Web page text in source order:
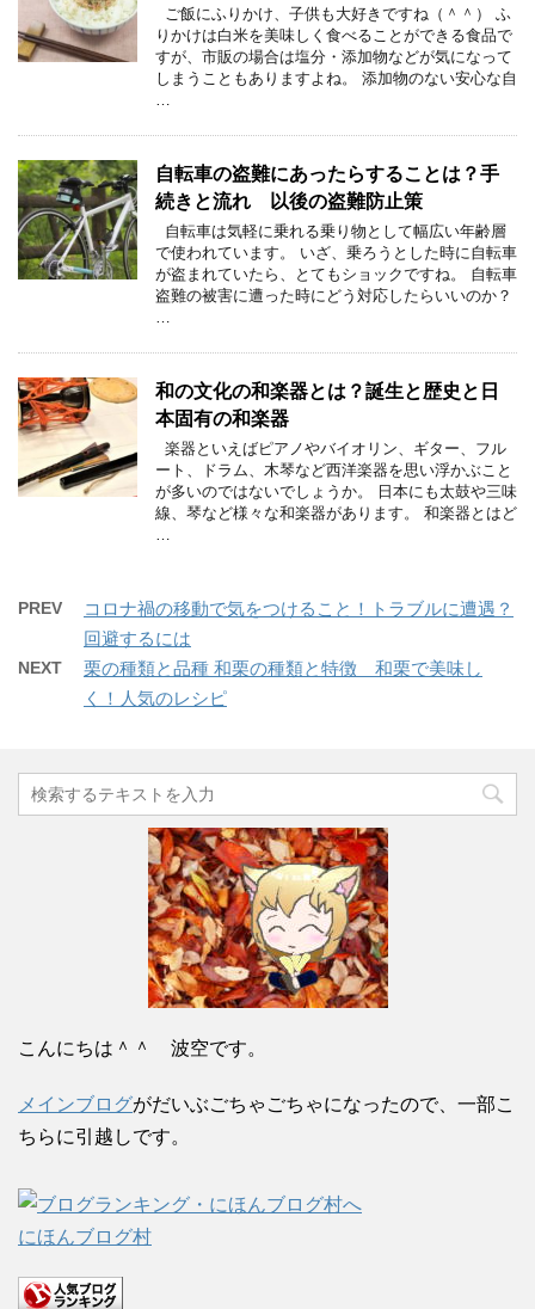
ご飯にふりかけ、子供も大好きですね（＾＾） ふ
りかけは白米を美味しく食べることができる食品で
すが、市販の場合は塩分・添加物などが気になって
しまうこともありますよね。 添加物のない安心な自
…
自転車の盗難にあったらすることは？手
続きと流れ 以後の盗難防止策
自転車は気軽に乗れる乗り物として幅広い年齢層
で使われています。 いざ、乗ろうとした時に自転車
が盗まれていたら、とてもショックですね。 自転車
盗難の被害に遭った時にどう対応したらいいのか？
…
和の文化の和楽器とは？誕生と歴史と日
本固有の和楽器
楽器といえばピアノやバイオリン、ギター、フル
ート、ドラム、木琴など西洋楽器を思い浮かぶこと
が多いのではないでしょうか。 日本にも太鼓や三味
線、琴など様々な和楽器があります。 和楽器とはど
…
PREV
コロナ禍の移動で気をつけること！トラブルに遭遇？
回避するには
NEXT
栗の種類と品種 和栗の種類と特徴 和栗で美味し
く！人気のレシピ
こんにちは＾＾ 波空です。
メインブログがだいぶごちゃごちゃになったので、一部こ
ちらに引越しです。
にほんブログ村